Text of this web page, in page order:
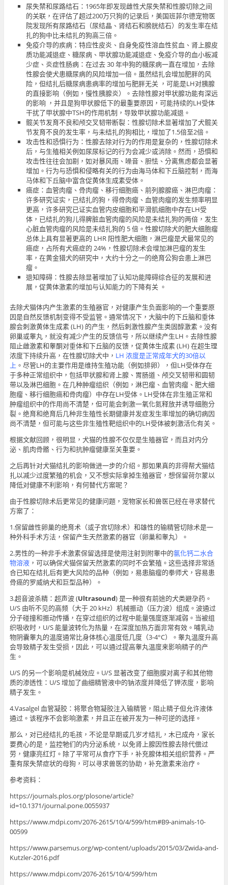
尿失禁和尿路结石：1965年即发现雌性犬尿失禁和性腺切除之间
的关联，在评估了超过200万只狗的记录后，美国班菲尔德宠物医
院发现所有尿路结石（尿结晶、肾结石和膀胱结石）的发生率在结
扎的狗中比未结扎的狗高三倍。
免疫介导的疾病：特应性皮炎、自身免疫性溶血性贫血、肾上腺皮
质功能减退症、糖尿病、甲状腺功能减退症、免疫介导的血小板减
少症、炎症性肠病：在过去 30 年中狗的糖尿病一直在增加，去除
性腺会使犬患糖尿病的风险增加一倍。虽然结扎会增加肥胖的风
险，但结扎后糖尿病患病率的增加与肥胖无关 ，可能是LH对胰腺
的直接影响（例如，慢性胰腺炎）。去除性腺对甲状腺功能有深远
的影响 ，并且是狗甲状腺低下的最重要原因，可能持续的LH受体
干扰了甲状腺中TSH的作用机制，导致甲状腺功能减退。
髋关节发育不良和颅交叉韧带断裂：性腺切除术显著增加了犬髋关
节发育不良的发生率，与未结扎的狗相比，增加了1.5倍至2倍。
攻击性和恐惧行为：性腺去除对行为的作用是复杂的，性腺切除术
后，与生殖相关例如尿尿标记的行为会减少或消除。然而，恐惧和
攻击性往往会加剧，如对暴风雨、噪音、胆怯、分离焦虑都会显著
增加。行为与恐惧和侵略有关的行为由海马体和下丘脑控制，而海
马体和下丘脑中富含促黄体生成素受体。
癌症：血管肉瘤、骨肉瘤、移行细胞癌、前列腺腺癌、淋巴肉瘤：
许多研究证实，已结扎的狗，得骨肉瘤、血管肉瘤的发生频率明显
更高，许多研究已证实血管内皮细胞和平滑肌细胞中存在LH受
体，已结扎的狗儿得脾脏血管肉瘤的风险是未结扎狗的两倍，发生
心脏血管肉瘤的风险是未结扎狗的 5 倍。性腺切除犬的肥大细胞瘤
总体上具有显著更高的 LHR 阳性肥大细胞，淋巴瘤是犬最常见的
癌症，占所有犬癌症的 24%，性腺切除术会增加淋巴瘤的发生
率，在黄金猎犬的研究中，大约十分之一的绝育公狗会患上淋巴
瘤。
退知障碍：性腺去除显著增加了认知功能障碍综合征的发展和进
展，促黄体激素的增加与认知能力的下降有关 。
去除犬猫体内产生激素的生殖器官，对健康产生负面影响的一个重要原
因是自然反馈机制变得不受监管。通常情况下，大脑中的下丘脑和垂体
腺会刺激黄体生成素 (LH) 的产生，然后刺激性腺产生类固醇激素。没有
卵巢或睾丸，就没有减少产生的反馈信号，所以继续产生LH。去除性腺
阻止雌激素和睾酮对垂体和下丘脑的反馈，促黄体生成素 (LH) 在超生理
浓度下持续升高，在性腺切除犬中， LH 浓度是正常成年犬的30倍以
上 。尽管LH的主要作用是维持生殖功能（例如排卵），但LH受体存在
于多种正常组织中，包括甲状腺和肾上腺、胃肠道、颅交叉韧带和圆韧
带以及淋巴细胞。在几种肿瘤组织（例如，淋巴瘤、血管肉瘤、肥大细
胞瘤、移行细胞癌和骨肉瘤）中存在LH受体。LH受体在非生殖正常和
肿瘤组织中的作用尚不清楚，但可能会刺激一氧化氮释放并诱导细胞分
裂。绝育和绝育后几种非生殖性长期健康并发症发生率增加的确切病因
尚不清楚，但可能与这些非生殖性靶组织中的LH受体被刺激活化有关。
根据文献回顾，很明显，犬猫的性腺不仅仅是生殖器官，而且对内分
泌、肌肉骨骼、行为和抗肿瘤健康至关重要。
之后再针对犬猫结扎的影响做进一步的介绍。那如果真的非得帮犬猫结
扎以减少过度繁殖的机会，又不想实际拿掉生殖器官，想保留荷尔蒙以
降低对健康不利影响，有何替代方案呢？
由于性腺切除术后更常见的健康问题，宠物家长和兽医已经在寻求替代
方案了：
1.保留雌性卵巢的绝育术（或子宫切除术）和雄性的输精管切除术是一
种外科手术方法，保留产生天然激素的器官（卵巢和睾丸）。
2.男性的一种非手术激素保留选择是使用注射到附睾中的氯化钙二水合
物溶液，可以确保犬猫保留天然激素的同时不会繁殖。这些选择非常适
合已知在结扎后有更大风险的品种（例如，易患脑瘤的拳师犬，容易患
骨癌的罗威纳犬和巨型品种）。
3.超音波杀精：超声波 (Ultrasound) 是一种很有前途的犬类避孕药。
U/S 由听不见的高频（大于 20 kHz）机械振动（压力波）组成。波通过
分子碰撞和振动传播，在穿过组织的过程中能量强度逐渐减弱。当被组
织吸收时，U/S 能量波转化为热量，在深度加热方面非常有效。哺乳动
物阴囊睾丸的温度通常比身体核心温度低几度（3-4°C）。睾丸温度升高
会导致精子发生受损，因此，可以通过提高睾丸温度来影响精子的产
生。
U/S 的另一个影响是机械效应。U/S 显著改变了细胞膜对离子和其他物
质的渗透性：U/S 增加了曲细精管液中的钠浓度并降低了钾浓度，影响
精子发生。
4.Vasalgel 血管凝胶：将聚合物凝胶注入输精管，阻止精子但允许液体
通过。该程序不会影响激素，并且正在被开发为一种可逆的选择。
那么，对已经结扎的毛孩，不论是早期或几岁才结扎，木已成舟，家长
要费心的是，监控牠们的内分泌系统，以免肾上腺因性腺去除代偿过
劳，健康亮红灯。除了平常可从食疗下手，补充腺体相关组织营养。严
重有尿失禁症状的母狗，可以寻求兽医的协助，补充激素来治疗。
参考资料：
https://journals.plos.org/plosone/article?
id=10.1371/journal.pone.0055937
https://www.mdpi.com/2076-2615/10/4/599/htm#B9-animals-10-
00599
https://www.parsemus.org/wp-content/uploads/2015/03/Zwida-and-
Kutzler-2016.pdf
https://www.mdpi.com/2076-2615/10/4/599/htm